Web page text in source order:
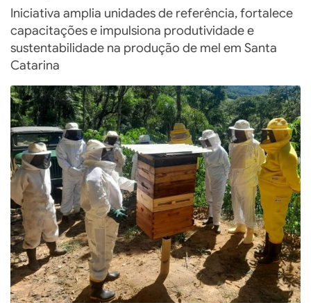
Iniciativa amplia unidades de referência, fortalece
capacitações e impulsiona produtividade e
sustentabilidade na produção de mel em Santa
Catarina